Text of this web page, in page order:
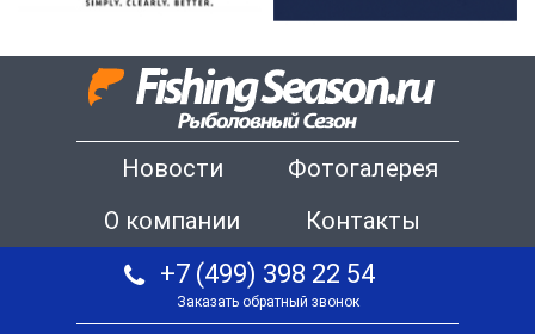
Новости
Фотогалерея
О компании
Контакты
+7 (499) 398 22 54
Заказать обратный звонок